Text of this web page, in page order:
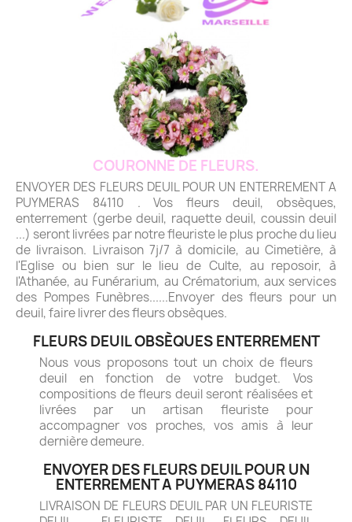
COURONNE DE FLEURS.
ENVOYER DES FLEURS DEUIL POUR UN ENTERREMENT A
PUYMERAS 84110 . Vos fleurs deuil, obsèques,
enterrement (gerbe deuil, raquette deuil, coussin deuil
...) seront livrées par notre fleuriste le plus proche du lieu
de livraison. Livraison 7j/7 à domicile, au Cimetière, à
l'Eglise ou bien sur le lieu de Culte, au reposoir, à
l'Athanée, au Funérarium, au Crématorium, aux services
des Pompes Funèbres......Envoyer des fleurs pour un
deuil, faire livrer des fleurs obsèques.
FLEURS DEUIL OBSÈQUES ENTERREMENT
Nous vous proposons tout un choix de fleurs
deuil en fonction de votre budget. Vos
compositions de fleurs deuil seront réalisées et
livrées par un artisan fleuriste pour
accompagner vos proches, vos amis à leur
dernière demeure.
ENVOYER DES FLEURS DEUIL POUR UN
ENTERREMENT A PUYMERAS 84110
LIVRAISON DE FLEURS DEUIL PAR UN FLEURISTE